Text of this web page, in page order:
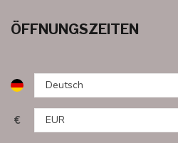
ÖFFNUNGSZEITEN
€